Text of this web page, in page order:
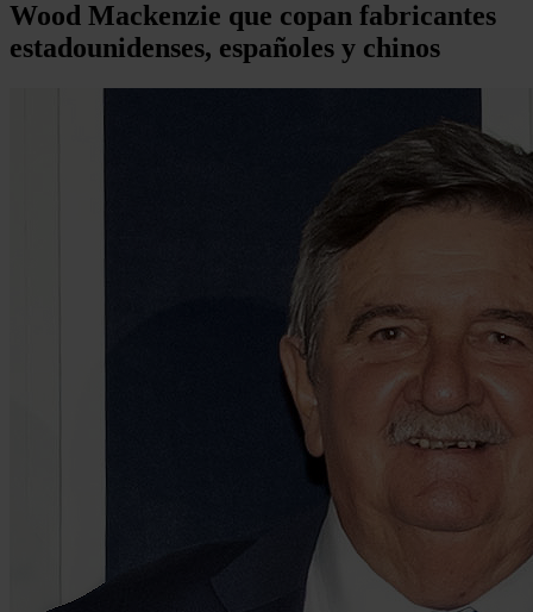
Wood Mackenzie que copan fabricantes
estadounidenses, españoles y chinos